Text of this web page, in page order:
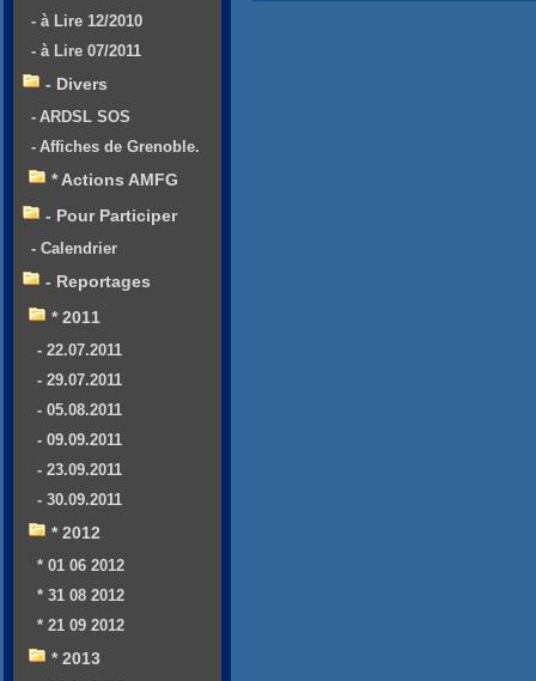
- à Lire 12/2010
- à Lire 07/2011
- Divers
- ARDSL SOS
- Affiches de Grenoble.
* Actions AMFG
- Pour Participer
- Calendrier
- Reportages
* 2011
- 22.07.2011
- 29.07.2011
- 05.08.2011
- 09.09.2011
- 23.09.2011
- 30.09.2011
* 2012
* 01 06 2012
* 31 08 2012
* 21 09 2012
* 2013